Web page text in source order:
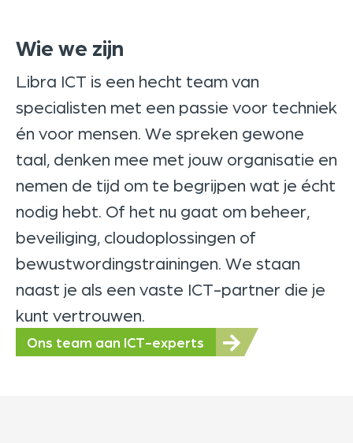
Wie we zijn
Libra ICT is een hecht team van
specialisten met een passie voor techniek
én voor mensen. We spreken gewone
taal, denken mee met jouw organisatie en
nemen de tijd om te begrijpen wat je écht
nodig hebt. Of het nu gaat om beheer,
beveiliging, cloudoplossingen of
bewustwordingstrainingen. We staan
naast je als een vaste ICT-partner die je
kunt vertrouwen.
Ons team aan ICT-experts